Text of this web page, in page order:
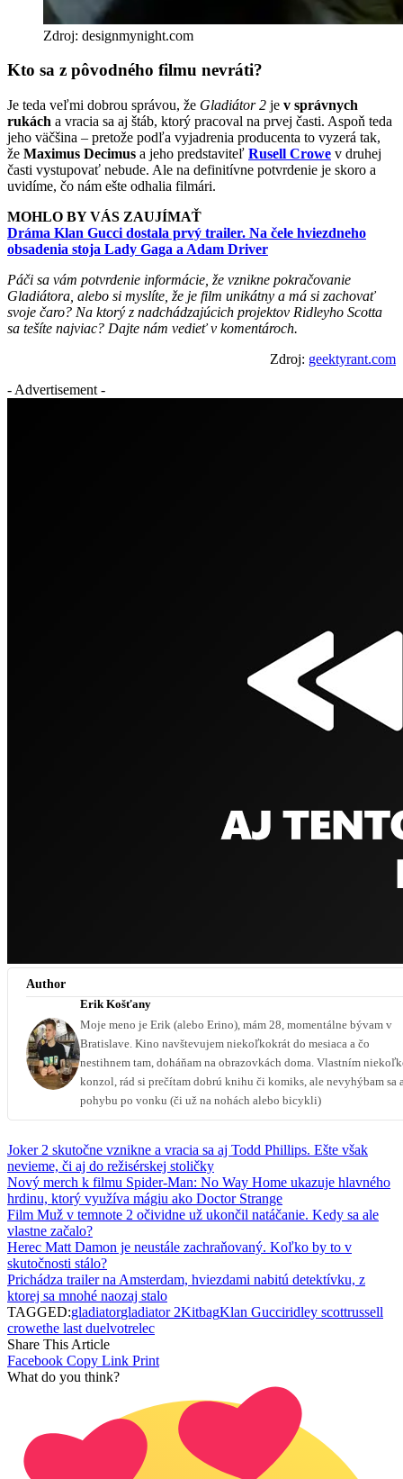
Zdroj: designmynight.com
Kto sa z pôvodného filmu nevráti?
Je teda veľmi dobrou správou, že Gladiátor 2 je v správnych
rukách a vracia sa aj štáb, ktorý pracoval na prvej časti. Aspoň teda
jeho väčšina – pretože podľa vyjadrenia producenta to vyzerá tak,
že Maximus Decimus a jeho predstaviteľ Rusell Crowe v druhej
časti vystupovať nebude. Ale na definitívne potvrdenie je skoro a
uvidíme, čo nám ešte odhalia filmári.
MOHLO BY VÁS ZAUJÍMAŤ
Dráma Klan Gucci dostala prvý trailer. Na čele hviezdneho
obsadenia stoja Lady Gaga a Adam Driver
Páči sa vám potvrdenie informácie, že vznikne pokračovanie
Gladiátora, alebo si myslíte, že je film unikátny a má si zachovať
svoje čaro? Na ktorý z nadchádzajúcich projektov Ridleyho Scotta
sa tešíte najviac? Dajte nám vedieť v komentároch.
Zdroj: geektyrant.com
- Advertisement -
Author
Erik Košťany
Moje meno je Erik (alebo Erino), mám 28, momentálne bývam v
Bratislave. Kino navštevujem niekoľkokrát do mesiaca a čo
nestihnem tam, doháňam na obrazovkách doma. Vlastním
konzol, rád si prečítam dobrú knihu či komiks, ale nevyhýbam sa
pohybu po vonku (či už na nohách alebo bicykli)
Joker 2 skutočne vznikne a vracia sa aj Todd Phillips. Ešte však
nevieme, či aj do režisérskej stoličky
Nový merch k filmu Spider-Man: No Way Home ukazuje hlavného
hrdinu, ktorý využíva mágiu ako Doctor Strange
Film Muž v temnote 2 očividne už ukončil natáčanie. Kedy sa ale
vlastne začalo?
Herec Matt Damon je neustále zachraňovaný. Koľko by to v
skutočnosti stálo?
Prichádza trailer na Amsterdam, hviezdami nabitú detektívku, z
ktorej sa mnohé naozaj stalo
TAGGED:gladiatorgladiator 2KitbagKlan Gucciridley scottrussell
crowethe last duelvotrelec
Share This Article
Facebook Copy Link Print
What do you think?